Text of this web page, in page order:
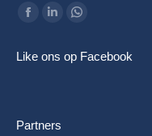
Vind ons op:
Facebook
opens
window
Linkedin
opens
window
Whatsapp
opens
Like ons op Facebook
Partners